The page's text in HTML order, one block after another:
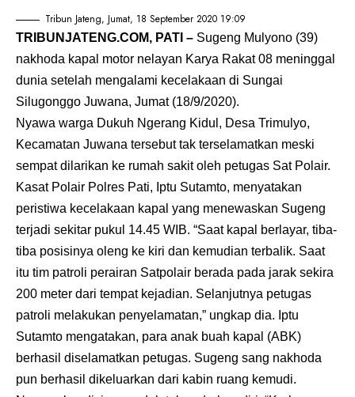
Tribun Jateng, Jumat, 18 September 2020 19:09
TRIBUNJATENG.COM, PATI – Sugeng Mulyono (39)
nakhoda kapal motor nelayan Karya Rakat 08 meninggal
dunia setelah mengalami kecelakaan di Sungai
Silugonggo Juwana, Jumat (18/9/2020).
Nyawa warga Dukuh Ngerang Kidul, Desa Trimulyo,
Kecamatan Juwana tersebut tak terselamatkan meski
sempat dilarikan ke rumah sakit oleh petugas Sat Polair.
Kasat Polair Polres Pati, Iptu Sutamto, menyatakan
peristiwa kecelakaan kapal yang menewaskan Sugeng
terjadi sekitar pukul 14.45 WIB. “Saat kapal berlayar, tiba-
tiba posisinya oleng ke kiri dan kemudian terbalik. Saat
itu tim patroli perairan Satpolair berada pada jarak sekira
200 meter dari tempat kejadian. Selanjutnya petugas
patroli melakukan penyelamatan,” ungkap dia. Iptu
Sutamto mengatakan, para anak buah kapal (ABK)
berhasil diselamatkan petugas. Sugeng sang nakhoda
pun berhasil dikeluarkan dari kabin ruang kemudi.